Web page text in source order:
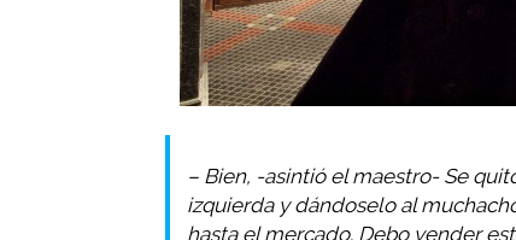
– Bien, -asintió el maestro- Se
izquierda y dándoselo al
hasta el mercado. Debo vender